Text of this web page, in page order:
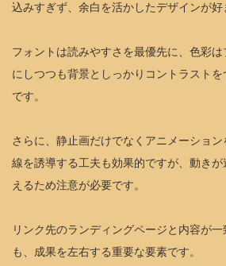
込みすぎず、余白を活かしたデザインが好
フォントは読みやすさを最優先に、色彩
にしつつも背景としっかりコントラスト
です。
さらに、静止画だけでなくアニメーショ
線を誘導する工夫も効果的ですが、動き
えるため注意が必要です。
リンク先のランディングページと内容が
も、成果を左右する重要な要素です。